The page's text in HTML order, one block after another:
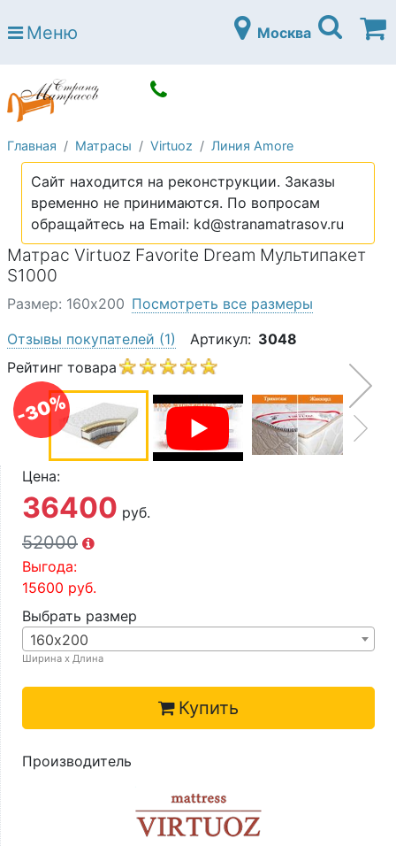
Страна матрасов
Open submenu (Матрасы)
Open submenu (Кровати)
Кровати
Open submenu (Аксессуары)
Open submenu (Диваны)
Диваны
Open submenu (Постельное белье)
Постельное белье
Open submenu (Мебель)
Мебель
Open submenu (Основания)
Основания
Детские матрасы
Детские кровати
Open submenu (Шкафы)
Шкафы
О компании
Контакты
Доставка по городу
Меню Москва
Главная Матрасы Virtuoz Линия Amore
Сайт находится на реконструкции. Заказы
временно не принимаются. По вопросам
обращайтесь на Email: kd@stranamatrasov.ru
Матрас Virtuoz Favorite Dream Мультипакет
S1000
-30%
Размер: 160х200 Посмотреть все размеры
Отзывы покупателей (1) Артикул: 3048
Рейтинг товара
Цена:
36400 руб.
52000
Выгода:
15600 руб.
Выбрать размер
160х200
Ширина х Длина
Купить
Производитель